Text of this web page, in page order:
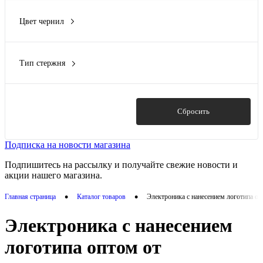
съемный колпачок
Цвет чернил
Тип стержня
Сбросить
Подписка на новости магазина
Подпишитесь на рассылку и получайте свежие новости и
акции нашего магазина.
Главная страница • Каталог товаров • Электроника с нанесением логотипа
Электроника с нанесением
логотипа оптом от